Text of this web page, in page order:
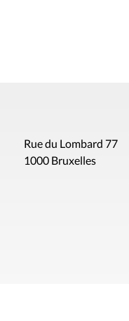
Rue du Lombard 77
1000 Bruxelles